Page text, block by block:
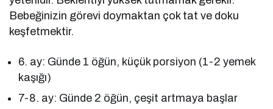
Bebeğinizin görevi doymaktan çok tat ve doku
keşfetmektir.
6. ay: Günde 1 öğün, küçük porsiyon (1-2 yemek
kaşığı)
7-8. ay: Günde 2 öğün, çeşit artmaya başlar